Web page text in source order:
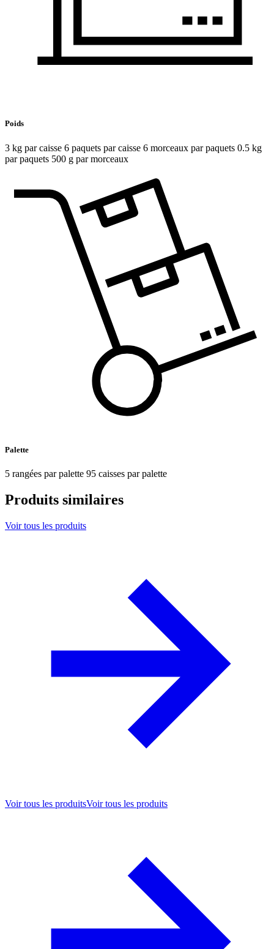
Poids
3 kg par caisse 6 paquets par caisse 6 morceaux par paquets 0.5 kg
par paquets 500 g par morceaux
Palette
5 rangées par palette 95 caisses par palette
Produits similaires
Voir tous les produits
Voir tous les produitsVoir tous les produits